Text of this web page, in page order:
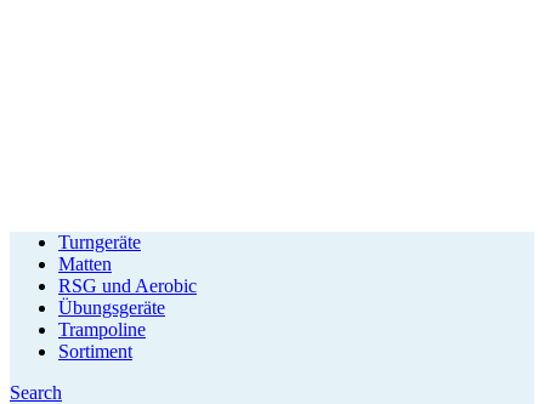
Turngeräte
Matten
RSG und Aerobic
Übungsgeräte
Trampoline
Sortiment
Search